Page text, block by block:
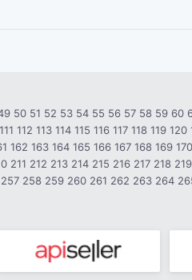
50 51 52 53 54 55 56 57 58 59 60
111 112 113 114 115 116 117 118 119 120
162 163 164 165 166 167 168 169 170
211 212 213 214 215 216 217 218 219
257 258 259 260 261 262 263 264